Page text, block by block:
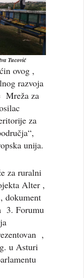
Tucović
ovog ,
razvoja
Mreža za
za
unija.
za ruralni
Alter ,
dokument
3. Forumu
,
u Asturi